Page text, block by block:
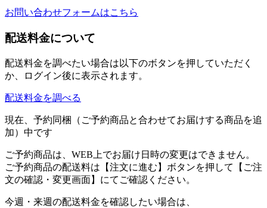
お問い合わせフォームはこちら
配送料金について
配送料金を調べたい場合は以下のボタンを押していただく
か、ログイン後に表示されます。
配送料金を調べる
現在、予約同梱（ご予約商品と合わせてお届けする商品を追
加）中です
ご予約商品は、WEB上でお届け日時の変更はできません。
ご予約商品の配送料は【注文に進む】ボタンを押して【ご注
文の確認・変更画面】にてご確認ください。
今週・来週の配送料金を確認したい場合は、